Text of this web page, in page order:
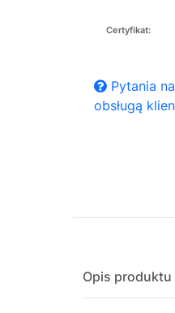
Certyfikat:
Pytania
obsługą
Opis produktu